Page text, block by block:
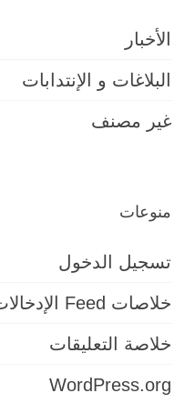
الأخبار
البلاغات و الإنتدابات
غير مصنف
منوعات
تسجيل الدخول
خلاصات Feed الإدخالات
خلاصة التعليقات
WordPress.org